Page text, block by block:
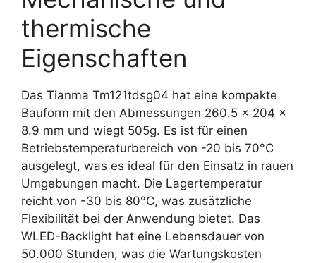
thermische
Eigenschaften
Das Tianma Tm121tdsg04 hat eine kompakte
Bauform mit den Abmessungen 260.5 x 204 x
8.9 mm und wiegt 505g. Es ist für einen
Betriebstemperaturbereich von -20 bis 70°C
ausgelegt, was es ideal für den Einsatz in rauen
Umgebungen macht. Die Lagertemperatur
reicht von -30 bis 80°C, was zusätzliche
Flexibilität bei der Anwendung bietet. Das
WLED-Backlight hat eine Lebensdauer von
50.000 Stunden, was die Wartungskosten